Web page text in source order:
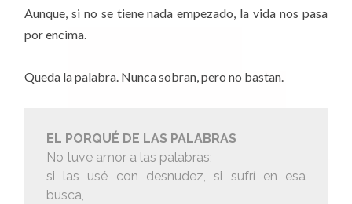
Aunque, si no se tiene nada empezado, la vida nos pasa
por encima.
Queda la palabra. Nunca sobran, pero no bastan.
EL PORQUÉ DE LAS PALABRAS
No tuve amor a las palabras;
si las usé con desnudez, si sufrí en esa
busca,